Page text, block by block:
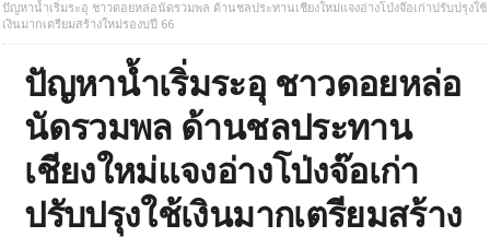
ปัญหาน้ำเริ่มระอุ ชาวดอยหล่อนัดรวมพล ด้านชลประทานเชียงใหม่แจงอ่างโป่งจ๊อเก่าปรับปรุงใช้
เงินมากเตรียมสร้างใหม่รองบปี 66
ปัญหาน้ำเริ่มระอุ ชาวดอยหล่อ
นัดรวมพล ด้านชลประทาน
เชียงใหม่แจงอ่างโป่งจ๊อเก่า
ปรับปรุงใช้เงินมากเตรียมสร้าง